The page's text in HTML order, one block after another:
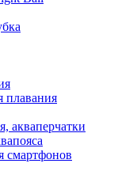
плавания
акваперчатки
смартфонов